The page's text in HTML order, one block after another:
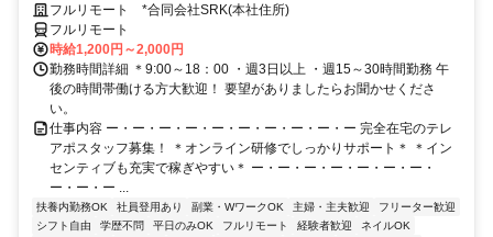
フルリモート *合同会社SRK(本社住所)
フルリモート
時給1,200円～2,000円
勤務時間詳細 ＊9:00～18：00 ・週3日以上 ・週15～30時間勤務 午
後の時間帯働ける方大歓迎！ 要望がありましたらお聞かせくださ
い。
仕事内容 ー・ー・ー・ー・ー・ー・ー・ー・ー・ー 完全在宅のテレ
アポスタッフ募集！ ＊オンライン研修でしっかりサポート＊ ＊イン
センティブも充実で稼ぎやすい＊ ー・ー・ー・ー・ー・ー・ー・
ー・ー・ー ...
扶養内勤務OK 社員登用あり 副業・WワークOK 主婦・主夫歓迎
フリーター歓迎
シフト自由
学歴不問 平日のみOK フルリモート 経験者歓迎
ネイルOK